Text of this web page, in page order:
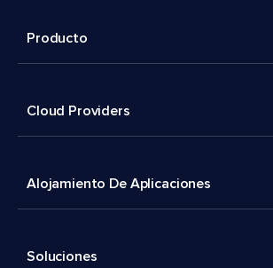
Producto
Cloud Providers
Alojamiento De Aplicaciones
Soluciones